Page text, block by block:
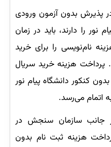
پذیرش بدون آزمون ورودی
پیام نور را دارند، باید در زمان
نام‌نویسی را برای خرید
پرداخت هزینه خرید سریال
کنکور دانشگاه پیام نور
اتمام می‌رسد.
جانب سازمان سنجش در
هزینه ثبت نام بدون